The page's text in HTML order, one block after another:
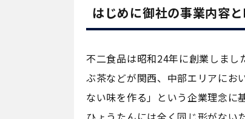
はじめに御社の事業内容
不二食品は昭和24年に創業しま
ぶ茶などが関西、中部エリアにお
ない味を作る」という企業理念に